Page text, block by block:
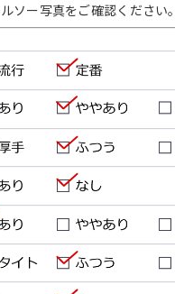
ソー写真をご確認ください。